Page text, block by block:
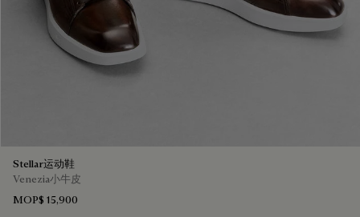
Stellar运动鞋
Venezia小牛皮
MOP$ 15,900